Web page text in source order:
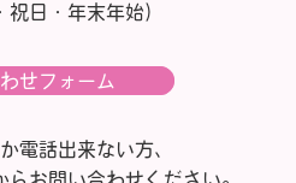
祝日・年末年始）
せフォーム
電話出来ない方、